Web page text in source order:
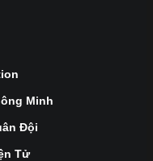
Minh
Đội
Tử